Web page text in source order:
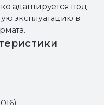
адаптируется под
эксплуатацию в